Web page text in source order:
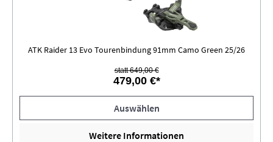
ATK Raider 13 Evo Tourenbindung 91mm Camo Green 25/26
statt 649,00 €
479,00 €*
Auswählen
Weitere Informationen